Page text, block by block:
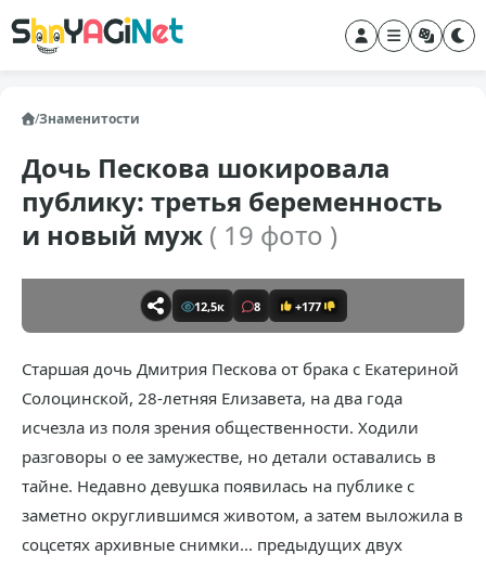
/Знаменитости
Дочь Пескова шокировала
публику: третья беременность
и новый муж ( 19 фото )
12,5к 8 +177
Старшая дочь Дмитрия Пескова от брака с Екатериной
Солоцинской, 28-летняя Елизавета, на два года
исчезла из поля зрения общественности. Ходили
разговоры о ее замужестве, но детали оставались в
тайне. Недавно девушка появилась на публике с
заметно округлившимся животом, а затем выложила в
соцсетях архивные снимки... предыдущих двух